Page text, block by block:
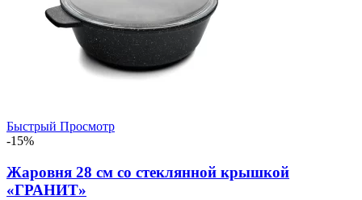
Быстрый Просмотр
-15%
Жаровня 28 см со стеклянной крышкой
«ГРАНИТ»